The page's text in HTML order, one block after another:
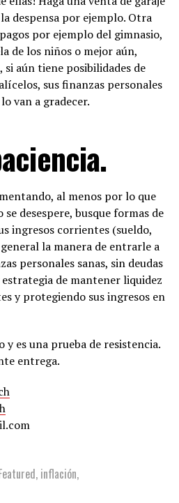
despensa por ejemplo. Otra
por ejemplo del gimnasio,
de los niños o mejor aún,
si aún tiene posibilidades de
sus finanzas personales
van a gradecer.
al menos por lo que
desespere, busque formas de
ingresos corrientes (sueldo,
la manera de entrarle a
personales sanas, sin deudas
de mantener liquidez
y protegiendo sus ingresos en
y es una prueba de resistencia.
entrega.
, inflación,